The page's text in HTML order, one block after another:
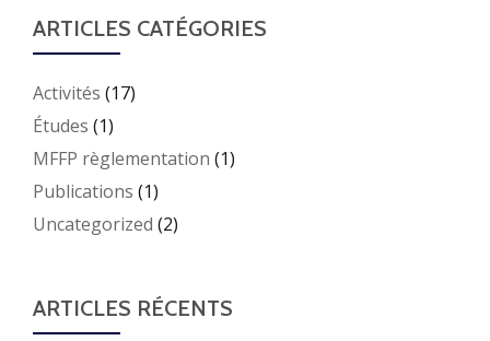
ARTICLES CATÉGORIES
Activités (17)
Études (1)
MFFP règlementation (1)
Publications (1)
Uncategorized (2)
ARTICLES RÉCENTS